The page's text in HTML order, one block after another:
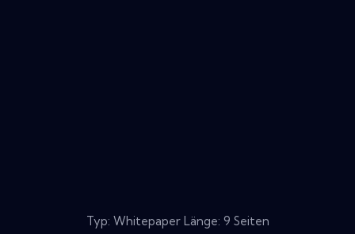
Typ: Whitepaper Länge: 9 Seiten